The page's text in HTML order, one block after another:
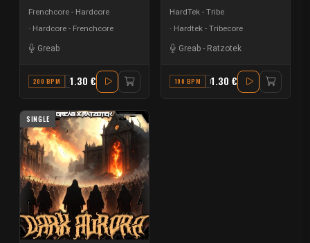
Frenchcore - Hardcore
Hardcore - Frenchcore
Greab
200 BPM C#
1.30 €
HardTek - Tribe
Hardtek - Tribecore
Greab - Ratzotek
190 BPM F#1.30 €
SINGLE